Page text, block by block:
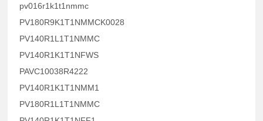
pv016r1k1t1nmmc
PV180R9K1T1NMMCK0028
PV140R1L1T1NMMC
PV140R1K1T1NFWS
PAVC10038R4222
PV140R1K1T1NMM1
PV180R1L1T1NMMC